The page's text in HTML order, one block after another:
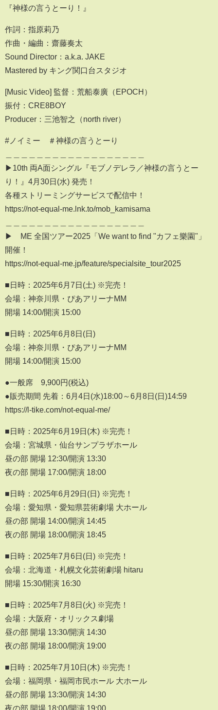
『神様の言うとーり！』
作詞：指原莉乃
作曲・編曲：齋藤奏太
Sound Director：a.k.a. JAKE
Mastered by キング関口台スタジオ
[Music Video] 監督：荒船泰廣（EPOCH）
振付：CRE8BOY
Producer：三池智之（north river）
#ノイミー ＃神様の言うとーり
▶10th 両A面シングル『モブノデレラ／神様の言うとー
り！』4月30日(水) 発売！
各種ストリーミングサービスで配信中！
https://not-equal-me.lnk.to/mob_kamisama
▶︎≠ME 全国ツアー2025「We want to find "カフェ樂園"」
開催！
https://not-equal-me.jp/feature/specialsite_tour2025
■日時：2025年6月7日(土) ※完売！
会場：神奈川県・ぴあアリーナMM
開場 14:00/開演 15:00
■日時：2025年6月8日(日)
会場：神奈川県・ぴあアリーナMM
開場 14:00/開演 15:00
●一般席 9,900円(税込)
●販売期間 先着：6月4日(水)18:00～6月8日(日)14:59
https://l-tike.com/not-equal-me/
■日時：2025年6月19日(木) ※完売！
会場：宮城県・仙台サンプラザホール
昼の部 開場 12:30/開演 13:30
夜の部 開場 17:00/開演 18:00
■日時：2025年6月29日(日) ※完売！
会場：愛知県・愛知県芸術劇場 大ホール
昼の部 開場 14:00/開演 14:45
夜の部 開場 18:00/開演 18:45
■日時：2025年7月6日(日) ※完売！
会場：北海道・札幌文化芸術劇場 hitaru
開場 15:30/開演 16:30
■日時：2025年7月8日(火) ※完売！
会場：大阪府・オリックス劇場
昼の部 開場 13:30/開演 14:30
夜の部 開場 18:00/開演 19:00
■日時：2025年7月10日(木) ※完売！
会場：福岡県・福岡市民ホール 大ホール
昼の部 開場 13:30/開演 14:30
夜の部 開場 18:00/開演 19:00